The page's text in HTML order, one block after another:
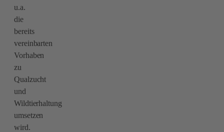
u.a.
die
bereits
vereinbarten
Vorhaben
zu
Qualzucht
und
Wildtierhaltung
umsetzen
wird.